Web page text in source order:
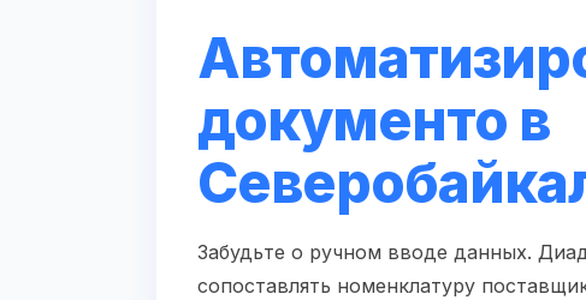
документо в
Забудьте о ручном вводе данных.
сопоставлять номенклатуру